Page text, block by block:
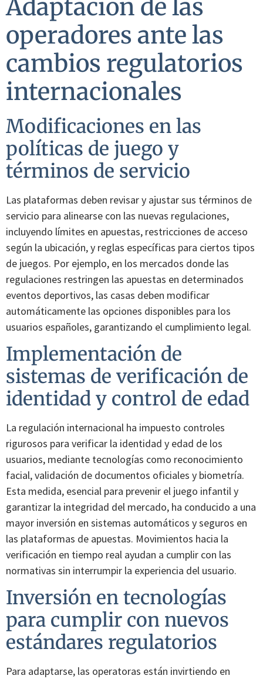
Adaptación de las
operadores ante las
cambios regulatorios
internacionales
Modificaciones en las
políticas de juego y
términos de servicio
Las plataformas deben revisar y ajustar sus términos de
servicio para alinearse con las nuevas regulaciones,
incluyendo límites en apuestas, restricciones de acceso
según la ubicación, y reglas específicas para ciertos tipos
de juegos. Por ejemplo, en los mercados donde las
regulaciones restringen las apuestas en determinados
eventos deportivos, las casas deben modificar
automáticamente las opciones disponibles para los
usuarios españoles, garantizando el cumplimiento legal.
Implementación de
sistemas de verificación de
identidad y control de edad
La regulación internacional ha impuesto controles
rigurosos para verificar la identidad y edad de los
usuarios, mediante tecnologías como reconocimiento
facial, validación de documentos oficiales y biometría.
Esta medida, esencial para prevenir el juego infantil y
garantizar la integridad del mercado, ha conducido a una
mayor inversión en sistemas automáticos y seguros en
las plataformas de apuestas. Movimientos hacia la
verificación en tiempo real ayudan a cumplir con las
normativas sin interrumpir la experiencia del usuario.
Inversión en tecnologías
para cumplir con nuevos
estándares regulatorios
Para adaptarse, las operatoras están invirtiendo en